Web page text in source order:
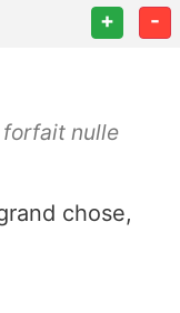
+ -
forfait nulle
chose,